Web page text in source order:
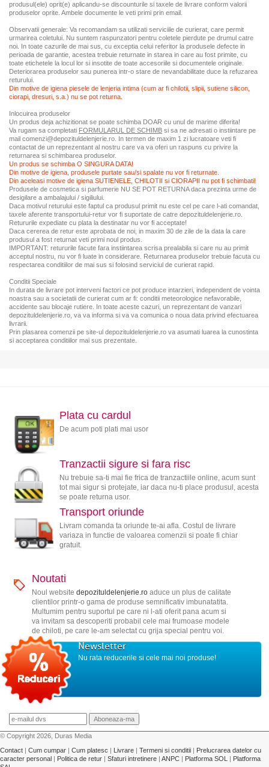
produsul(ele) oprit(e) aplicandu-se discounturile si taxele de livrare conform valorii
produselor oprite. Ambele documente le veti primi prin email.
Observatii generale: Va recomandam sa utilizati serviciile de curierat, care permit
urmarirea coletului. Nu suntem raspunzatori pentru coletele pierdute pe drumul catre
noi. In toate cazurile de mai sus, cu exceptia celui referitor la produsele defecte in
perioada de garantie, acestea trebuie returnate in starea in care au fost primite, cu
toate etichetele la locul lor si insotite de toate accesoriile si documentele originale.
Deteriorarea produselor sau punerea intr-o stare de nevandabilitate duce la refuzarea
returului.
Din motive de igiena piesele de lenjeria intima (cum ar fi chilotii, slipii, sutiene silicon,
ciorapi, dresuri, s.a.) nu se pot returna.
Inlocuirea produselor
Un produs deja achizitionat se poate schimba DOAR cu unul de marime diferita!
Va rugam sa completati FORMULARUL DE SCHIMB si sa ne adresati o instiintare pe
mail comenzi@depozituldelenjerie.ro. In termen de maxim 1 zi lucratoare veti fi
contactat de un reprezentant al nostru care va va oferi un raspuns cu privire la
returnarea si schimbarea produselor.
Un produs se schimba O SINGURA DATA!
Din motive de igiena, produsele purtate sau/si spalate nu vor fi returnate.
Din aceleasi motive de igiena SUTIENELE, CHILOTII si CIORAPII nu pot fi schimbati!
Produsele de cosmetica si parfumerie NU SE POT RETURNA daca prezinta urme de
desigilare a ambalajului / sigiliului.
Daca motivul returului este faptul ca produsul primit nu este cel pe care l-ati comandat,
taxele aferente transportului-retur vor fi suportate de catre depozituldelenjerie.ro.
Retururile expediate cu plata la destinatar nu vor fi acceptate!
Daca cererea de retur este aprobata de noi, in maxim 30 de zile de la data la care
produsul a fost returnat veti primi noul produs.
IMPORTANT: retururile facute fara instiintarea scrisa prealabila si care nu au primit
acceptul nostru, nu vor fi luate in considerare. Returnarea produselor trebuie facuta cu
respectarea conditiilor de mai sus si folosind serviciul de curierat rapid.
Conditii Speciale
In durata de livrare pot interveni factori ce pot produce intarzieri, independent de vointa
noastra sau a societatii de curierat cum ar fi: conditii meteorologice nefavorabile,
accidente sau blocaje rutiere. In toate aceste cazuri, un reprezentant de vanzari
depozituldelenjerie.ro, va va informa si va va comunica o noua data privind efectuarea
livrarii.
Prin plasarea comenzii pe site-ul depozituldelenjerie.ro va asumati luarea la cunostinta
si acceptarea conditiilor mai sus prezentate.
Plata cu cardul
De acum poti plati mai usor
Tranzactii sigure si fara risc
Nu trebuie sa-ti mai fie frica de tranzactiile online, acum sunt
tot mai sigur si protejate, iar daca nu-ti place produsul, acesta
se poate returna usor.
Transport oriunde
Livram comanda ta oriunde te-ai afla. Costul de livrare
variaza in functie de valoarea comenzii si poate fi chiar
gratuit.
Noutati
Noul website depozituldelenjerie.roaduce un plus de calitate
clientilor printr-o gama de produse semnificativ imbunatatita.
Multumim pentru suportul pe care ni l-ati oferit pana acum si
va invitam sa descoperiti probabil cele mai frumoase modele
de chiloti, pe care le-am selectat cu grija special pentru voi.
Newsletter
Nu rata reducerile si cele mai noi produse!
© Copyright 2026, Duras Media
Contact | Cum cumpar | Cum platesc | Livrare | Termeni si conditii | Prelucrarea datelor cu
caracter personal | Politica de retur | Sfaturi intretinere | ANPC | Platforma SOL | Platforma